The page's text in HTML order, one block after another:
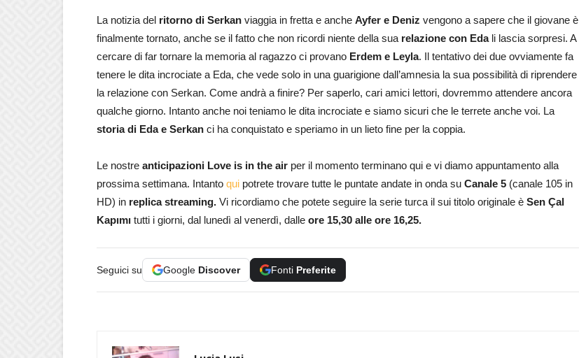
La notizia del ritorno di Serkan viaggia in fretta e anche Ayfer e Deniz vengono a sapere che il giovane è
finalmente tornato, anche se il fatto che non ricordi niente della sua relazione con Edali lascia sorpresi. A
cercare di far tornare la memoria al ragazzo ci provano Erdem e Leyla. Il tentativo dei due ovviamente fa
tenere le dita incrociate a Eda, che vede solo in una guarigione dall’amnesia la sua possibilità di riprendere
la relazione con Serkan. Come andrà a finire? Per saperlo, cari amici lettori, dovremmo attendere ancora
qualche giorno. Intanto anche noi teniamo le dita incrociate e siamo sicuri che le terrete anche voi. La
storia di Eda e Serkan ci ha conquistato e speriamo in un lieto fine per la coppia.
Le nostre anticipazioni Love is in the air per il momento terminano qui e vi diamo appuntamento alla
prossima settimana. Intanto qui potrete trovare tutte le puntate andate in onda su Canale 5 (canale 105 in
HD) in replica streaming. Vi ricordiamo che potete seguire la serie turca il sui titolo originale è Sen Çal
Kapımı tutti i giorni, dal lunedì al venerdì, dalle ore 15,30 alle ore 16,25.
Seguici su Google Discover Fonti Preferite